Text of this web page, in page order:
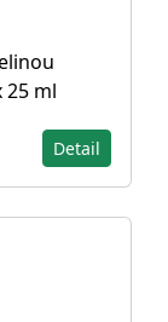
25 ml
Detail